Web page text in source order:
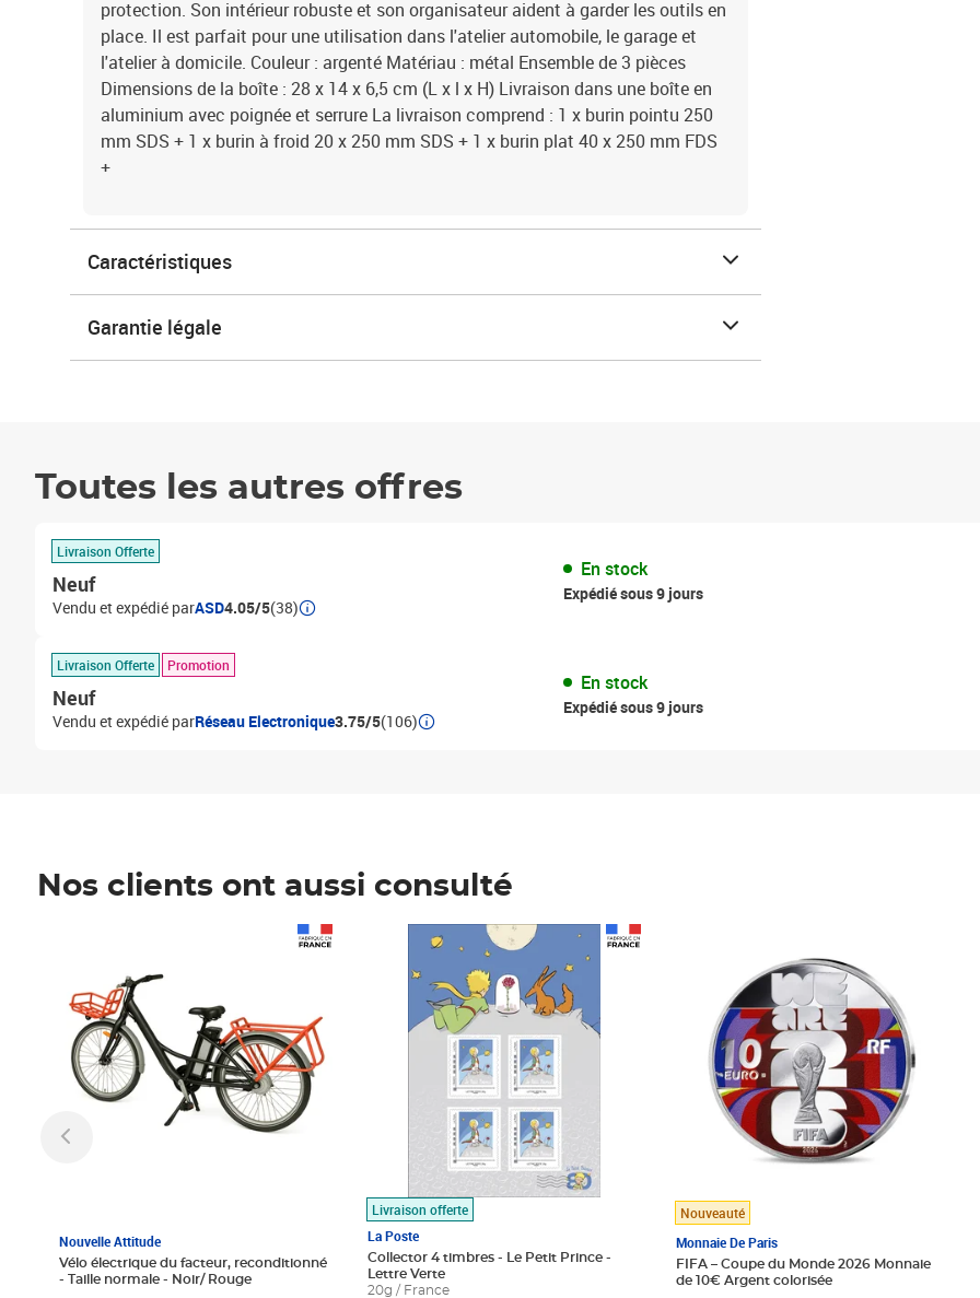
protection. Son intérieur robuste et son organisateur aident à garder les outils en
place. Il est parfait pour une utilisation dans l'atelier automobile, le garage et
l'atelier à domicile. Couleur : argenté Matériau : métal Ensemble de 3 pièces
Dimensions de la boîte : 28 x 14 x 6,5 cm (L x l x H) Livraison dans une boîte en
aluminium avec poignée et serrure La livraison comprend : 1 x burin pointu 250
mm SDS + 1 x burin à froid 20 x 250 mm SDS + 1 x burin plat 40 x 250 mm FDS
+
Caractéristiques
Garantie légale
Toutes les autres offres
Livraison Offerte
Neuf
Vendu et expédié parASD4.05/5(38)
En stock
Expédié sous 9 jours
Livraison Offerte Promotion
Neuf
Vendu et expédié parRéseau Electronique3.75/5(106)
En stock
Expédié sous 9 jours
Nos clients ont aussi consulté
Nouvelle Attitude
Vélo électrique du facteur, reconditionné
- Taille normale - Noir/ Rouge
Livraison offerte
La Poste
Collector 4 timbres - Le Petit Prince -
Lettre Verte
20g / France
Prix 7,50€
Nouveauté
Monnaie De Paris
FIFA – Coupe du Monde 2026 Monnaie
de 10€ Argent colorisée